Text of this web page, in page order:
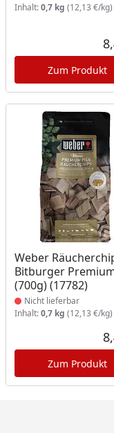
Inhalt:0,7 kg (12,13 €/kg)
Zum Produkt
Weber
Bitburger
(700g) (17782)
Produkt nicht
Nicht lieferbar
Inhalt:0,7 kg (12,13 €/kg)
Zum Produkt